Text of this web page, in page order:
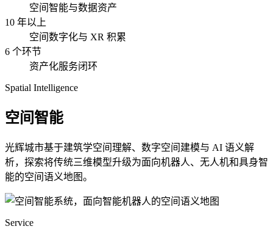
空间智能与数据资产
10 年以上
空间数字化与 XR 积累
6 个环节
资产化服务闭环
Spatial Intelligence
空间智能
光辉城市基于建筑学空间理解、数字空间建模与 AI 语义解
析，探索将传统三维模型升级为面向机器人、无人机和具身智
能的空间语义地图。
Service